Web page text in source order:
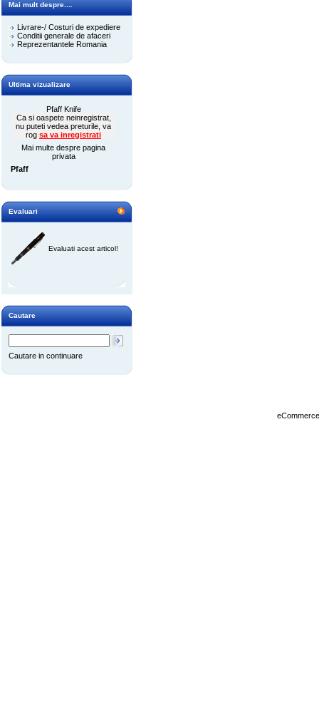
Mai mult despre....
Livrare-/ Costuri de expediere
Conditii generale de afaceri
Reprezentantele Romania
Ultima vizualizare
Pfaff Knife
Ca si oaspete neinregistrat,
nu puteti vedea preturile, va
rog sa va inregistrati
Mai multe despre pagina
privata
Pfaff
Evaluari
Evaluati acest articol!
Cautare
Cautare in continuare